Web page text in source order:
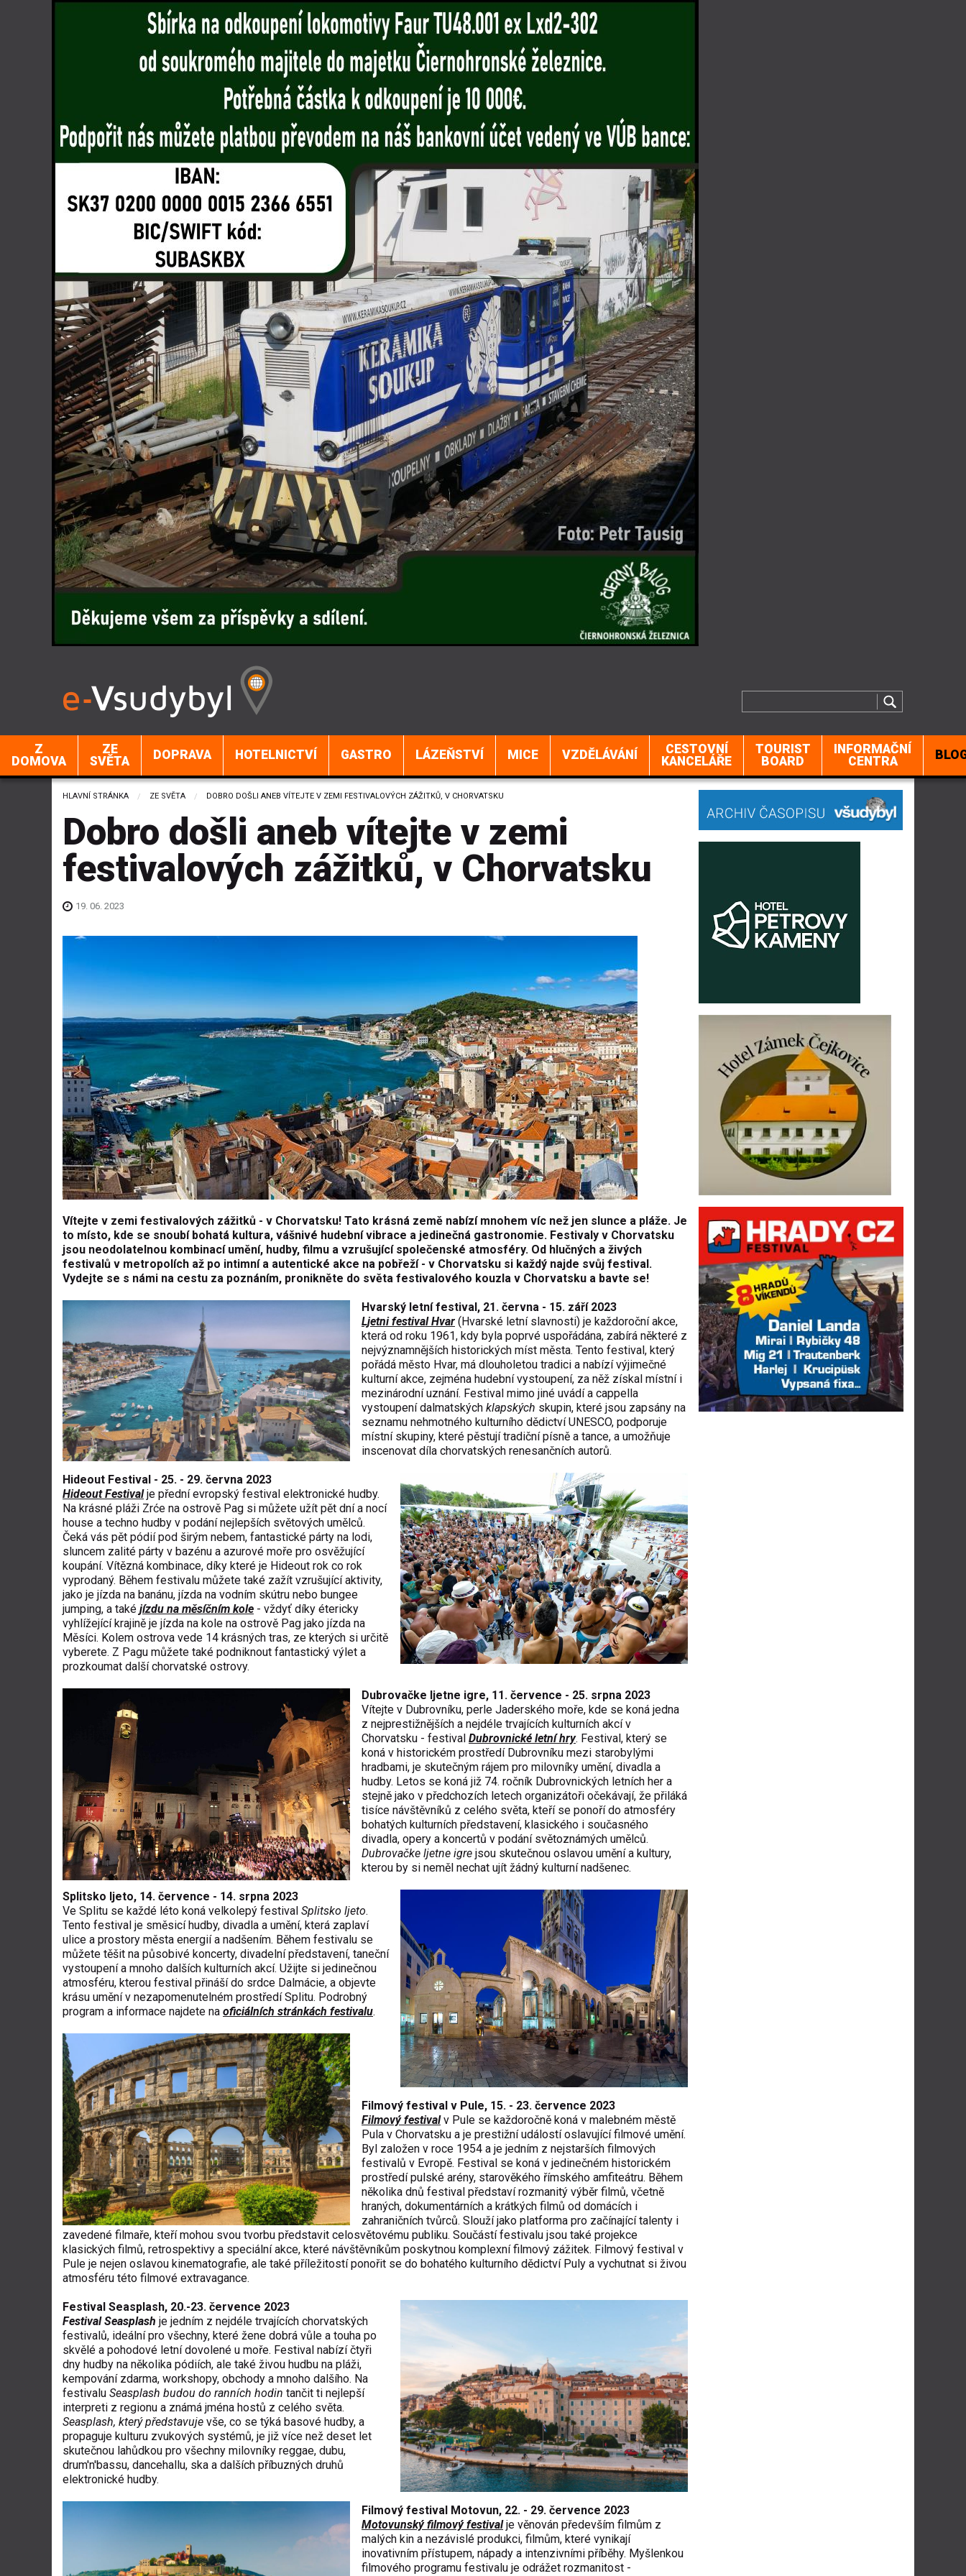
Z
DOMOVA
ZE
SVĚTA
DOPRAVA HOTELNICTVÍ GASTRO LÁZEŇSTVÍ MICE VZDĚLÁVÁNÍ
CESTOVNÍ
KANCELÁŘE
TOURIST
BOARD
INFORMAČNÍ
CENTRA
HLAVNÍ STRÁNKA ZE SVĚTA CURRENT:
DOBRO DOŠLI ANEB VÍTEJTE V ZEMI FESTIVALOVÝCH ZÁŽITKŮ, V CHORVATSKU
Dobro došli aneb vítejte v zemi
festivalových zážitků, v Chorvatsku
19. 06. 2023
Vítejte v zemi festivalových zážitků - v Chorvatsku! Tato krásná země nabízí mnohem víc než jen slunce a pláže. Je
to místo, kde se snoubí bohatá kultura, vášnivé hudební vibrace a jedinečná gastronomie. Festivaly v Chorvatsku
jsou neodolatelnou kombinací umění, hudby, filmu a vzrušující společenské atmosféry. Od hlučných a živých
festivalů v metropolích až po intimní a autentické akce na pobřeží - v Chorvatsku si každý najde svůj festival.
Vydejte se s námi na cestu za poznáním, pronikněte do světa festivalového kouzla v Chorvatsku a bavte se!
Hvarský letní festival, 21. června - 15. září 2023
Ljetni festival Hvar (Hvarské letní slavnosti) je každoroční akce,
která od roku 1961, kdy byla poprvé uspořádána, zabírá některé z
nejvýznamnějších historických míst města. Tento festival, který
pořádá město Hvar, má dlouholetou tradici a nabízí výjimečné
kulturní akce, zejména hudební vystoupení, za něž získal místní i
mezinárodní uznání. Festival mimo jiné uvádí a cappella
vystoupení dalmatských klapských skupin, které jsou zapsány na
seznamu nehmotného kulturního dědictví UNESCO, podporuje
místní skupiny, které pěstují tradiční písně a tance, a umožňuje
inscenovat díla chorvatských renesančních autorů.
Hideout Festival - 25. - 29. června 2023
Hideout Festivalje přední evropský festival elektronické hudby.
Na krásné pláži Zrće na ostrově Pag si můžete užít pět dní a nocí
house a techno hudby v podání nejlepších světových umělců.
Čeká vás pět pódií pod širým nebem, fantastické párty na lodi,
sluncem zalité párty v bazénu a azurové moře pro osvěžující
koupání. Vítězná kombinace, díky které je Hideout rok co rok
vyprodaný. Během festivalu můžete také zažít vzrušující aktivity,
jako je jízda na banánu, jízda na vodním skútru nebo bungee
jumping, a také jízdu na měsíčním kole - vždyť díky étericky
vyhlížející krajině je jízda na kole na ostrově Pag jako jízda na
Měsíci. Kolem ostrova vede 14 krásných tras, ze kterých si určitě
vyberete. Z Pagu můžete také podniknout fantastický výlet a
prozkoumat další chorvatské ostrovy.
Dubrovačke ljetne igre, 11. července - 25. srpna 2023
Vítejte v Dubrovníku, perle Jaderského moře, kde se koná jedna
z nejprestižnějších a nejdéle trvajících kulturních akcí v
Chorvatsku - festival Dubrovnické letníhry. Festival, který se
koná v historickém prostředí Dubrovníku mezi starobylými
hradbami, je skutečným rájem pro milovníky umění, divadla a
hudby. Letos se koná již 74. ročník Dubrovnických letních her a
stejně jako v předchozích letech organizátoři očekávají, že přiláká
tisíce návštěvníků z celého světa, kteří se ponoří do atmosféry
bohatých kulturních představení, klasického i současného
divadla, opery a koncertů v podání světoznámých umělců.
Dubrovačke ljetne igre jsou skutečnou oslavou umění a kultury,
kterou by si neměl nechat ujít žádný kulturní nadšenec.
Splitsko ljeto, 14. července - 14. srpna 2023
Ve Splitu se každé léto koná velkolepý festival Splitsko ljeto.
Tento festival je směsicí hudby, divadla a umění, která zaplaví
ulice a prostory města energií a nadšením. Během festivalu se
můžete těšit na působivé koncerty, divadelní představení, taneční
vystoupení a mnoho dalších kulturních akcí. Užijte si jedinečnou
atmosféru, kterou festival přináší do srdce Dalmácie, a objevte
krásu umění v nezapomenutelném prostředí Splitu. Podrobný
program a informace najdete na oficiálních stránkách festivalu.
Filmový festival v Pule, 15. - 23. července 2023
Filmový festivalv Pule se každoročně koná v malebném městě
Pula v Chorvatsku a je prestižní událostí oslavující filmové umění.
Byl založen v roce 1954 a je jedním z nejstarších filmových
festivalů v Evropě. Festival se koná v jedinečném historickém
prostředí pulské arény, starověkého římského amfiteátru. Během
několika dnů festival představí rozmanitý výběr filmů, včetně
hraných, dokumentárních a krátkých filmů od domácích i
zahraničních tvůrců. Slouží jako platforma pro začínající talenty i
zavedené filmaře, kteří mohou svou tvorbu představit celosvětovému publiku. Součástí festivalu jsou také projekce
klasických filmů, retrospektivy a speciální akce, které návštěvníkům poskytnou komplexní filmový zážitek. Filmový festival v
Pule je nejen oslavou kinematografie, ale také příležitostí ponořit se do bohatého kulturního dědictví Puly a vychutnat si živou
atmosféru této filmové extravagance.
Festival Seasplash, 20.-23. července 2023
Festival Seasplash je jedním z nejdéle trvajících chorvatských
festivalů, ideální pro všechny, které žene dobrá vůle a touha po
skvělé a pohodové letní dovolené u moře. Festival nabízí čtyři
dny hudby na několika pódiích, ale také živou hudbu na pláži,
kempování zdarma, workshopy, obchody a mnoho dalšího. Na
festivalu Seasplash budou do ranních hodin tančit ti nejlepší
interpreti z regionu a známá jména hostů z celého světa.
Seasplash, který představuje vše, co se týká basové hudby, a
propaguje kulturu zvukových systémů, je již více než deset let
skutečnou lahůdkou pro všechny milovníky reggae, dubu,
drum'n'bassu, dancehallu, ska a dalších příbuzných druhů
elektronické hudby.
Filmový festival Motovun, 22. - 29. července 2023
Motovunský filmový festivalje věnován především filmům z
malých kin a nezávislé produkci, filmům, které vynikají
inovativním přístupem, nápady a intenzivními příběhy. Myšlenkou
filmového programu festivalu je odrážet rozmanitost -